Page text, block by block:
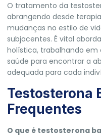
O tratamento da
abrangendo desde
mudanças no estilo de
subjacentes. É vital
holística, trabalhando
saúde para encontrar a
adequada para cada
Testosterona
Frequentes
O que é testosterona